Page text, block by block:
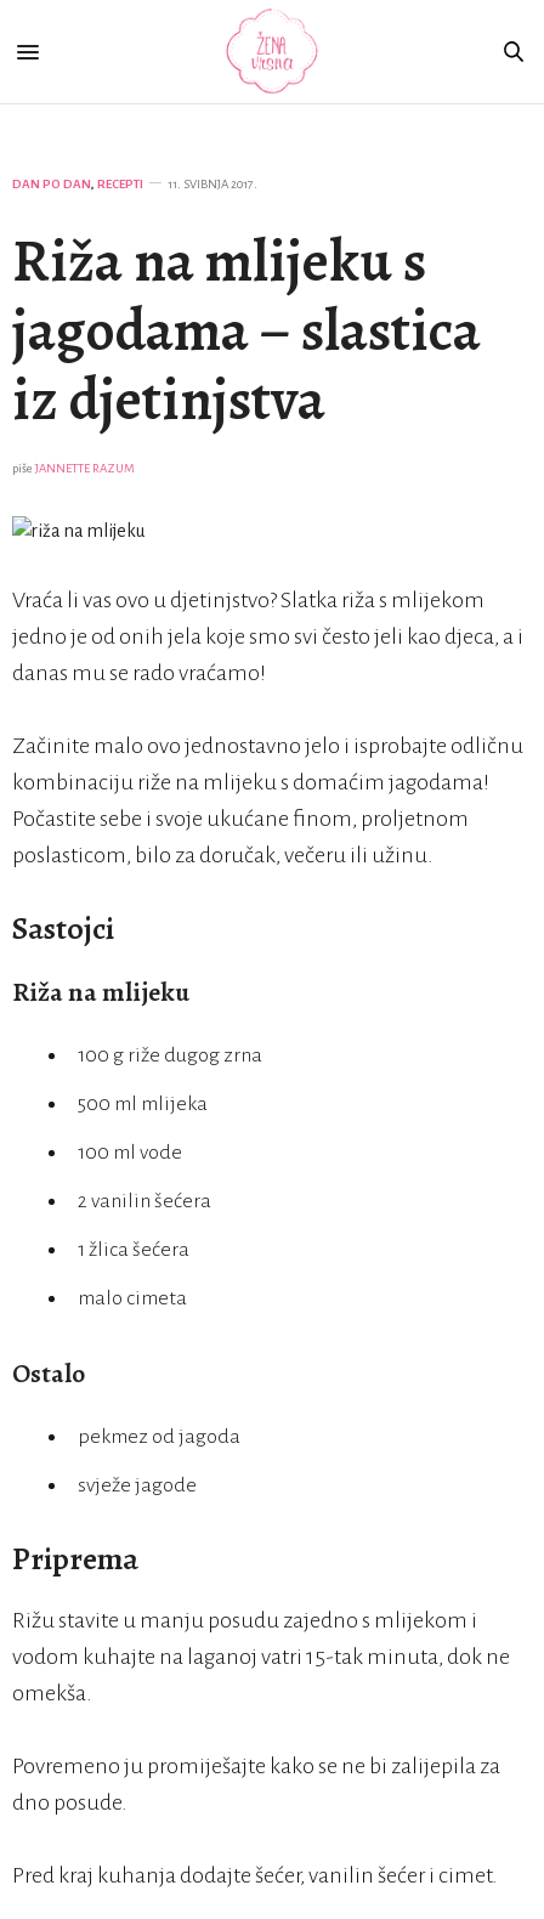
DAN PO DAN, RECEPTI 11. SVIBNJA 2017.
Riža na mlijeku s
jagodama – slastica
iz djetinjstva
piše JANNETTE RAZUM
Vraća li vas ovo u djetinjstvo? Slatka riža s mlijekom
jedno je od onih jela koje smo svi često jeli kao djeca, a i
danas mu se rado vraćamo!
Začinite malo ovo jednostavno jelo i isprobajte odličnu
kombinaciju riže na mlijeku s domaćim jagodama!
Počastite sebe i svoje ukućane finom, proljetnom
poslasticom, bilo za doručak, večeru ili užinu.
Sastojci
Riža na mlijeku
100 g riže dugog zrna
500 ml mlijeka
100 ml vode
2 vanilin šećera
1 žlica šećera
malo cimeta
Ostalo
pekmez od jagoda
svježe jagode
Priprema
Rižu stavite u manju posudu zajedno s mlijekom i
vodom kuhajte na laganoj vatri 15-tak minuta, dok ne
omekša.
Povremeno ju promiješajte kako se ne bi zalijepila za
dno posude.
Pred kraj kuhanja dodajte šećer, vanilin šećer i cimet.